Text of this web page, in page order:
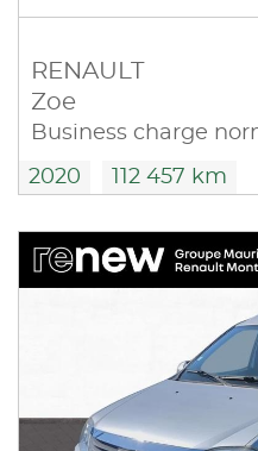
RENAULT
Zoe
Business charge
2020 112 457 km